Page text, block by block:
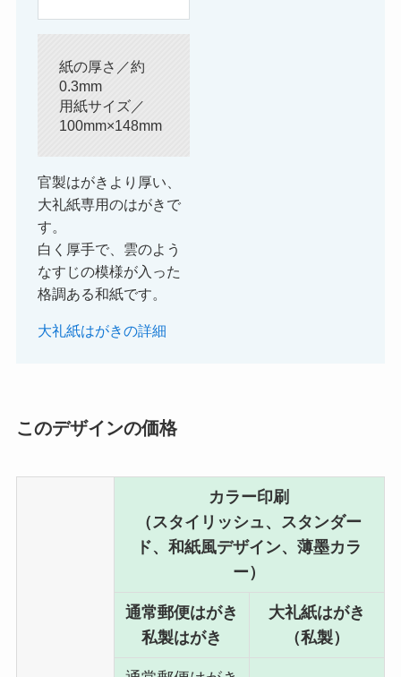
紙の厚さ／約
0.3mm
用紙サイズ／
100mm×148mm
官製はがきより厚い、
大礼紙専用のはがきで
す。
白く厚手で、雲のよう
なすじの模様が入った
格調ある和紙です。
大礼紙はがきの詳細
このデザインの価格
カラー印刷
（スタイリッシュ、スタンダー
ド、和紙風デザイン、薄墨カラ
ー）
通常郵便はがき
私製はがき
大礼紙はがき
（私製）